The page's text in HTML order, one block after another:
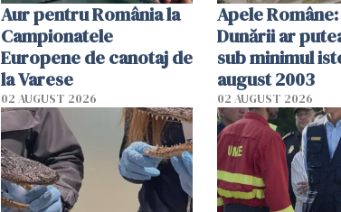
Aur pentru România la
Campionatele
Europene de canotaj de
la Varese
02 AUGUST 2026
Apele
Dunării ar
sub minimul
august 2003
02 AUGUST 2026